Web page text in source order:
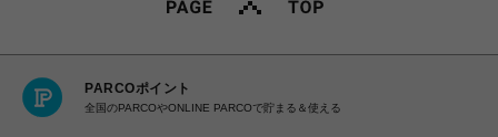
PARCOポイント
全国のPARCOやONLINE PARCOで貯まる＆使える